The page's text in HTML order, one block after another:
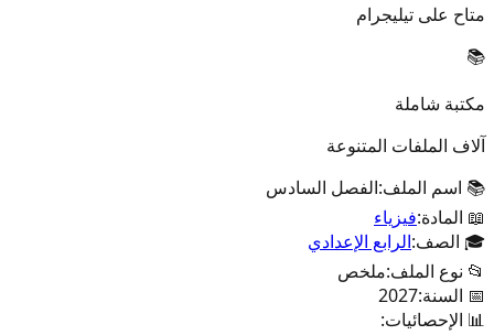
متاح على تيليجرام
📚
مكتبة شاملة
آلاف الملفات المتنوعة
📚 اسم الملف:الفصل السادس
📖 المادة:فيزياء
🎓 الصف:الرابع الإعدادي
📂 نوع الملف:ملخص
📅 السنة:2027
📊 الإحصائيات: